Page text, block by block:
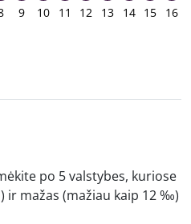
9 10 11 12 13 14 15 16
po 5 valstybes, kuriose
ir mažas (mažiau kaip 12 ‰)